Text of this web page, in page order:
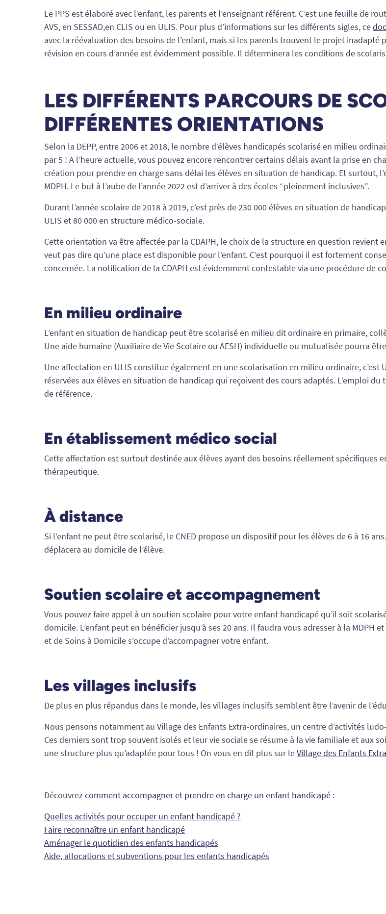
Le PPS est élaboré avec l’enfant, les parents et l’enseignant référent. C’est une feuille de
AVS, en SESSAD,en CLIS ou en ULIS. Pour plus d’informations sur les différents sigles, ce
avec la réévaluation des besoins de l’enfant, mais si les parents trouvent le projet
révision en cours d’année est évidemment possible. Il déterminera les conditions de
LES DIFFÉRENTS PARCOURS DE
DIFFÉRENTES ORIENTATIONS
Selon la DEPP, entre 2006 et 2018, le nombre d’élèves handicapés scolarisé en milieu
par 5 ! A l’heure actuelle, vous pouvez encore rencontrer certains délais avant la prise en
création pour prendre en charge sans délai les élèves en situation de handicap. Et surtout,
MDPH. Le but à l’aube de l’année 2022 est d’arriver à des écoles “pleinement inclusives”.
Durant l’année scolaire de 2018 à 2019, c’est près de 230 000 élèves en situation de
ULIS et 80 000 en structure médico-sociale.
Cette orientation va être affectée par la CDAPH, le choix de la structure en question revient
veut pas dire qu’une place est disponible pour l’enfant. C’est pourquoi il est fortement
concernée. La notification de la CDAPH est évidemment contestable via une procédure de
En milieu ordinaire
L’enfant en situation de handicap peut être scolarisé en milieu dit ordinaire en primaire,
Une aide humaine (Auxiliaire de Vie Scolaire ou AESH) individuelle ou mutualisée pourra
Une affectation en ULIS constitue également en une scolarisation en milieu ordinaire, c’est
réservées aux élèves en situation de handicap qui reçoivent des cours adaptés. L’emploi
de référence.
En établissement médico social
Cette affectation est surtout destinée aux élèves ayant des besoins réellement spécifiques
thérapeutique.
À distance
Si l’enfant ne peut être scolarisé, le CNED propose un dispositif pour les élèves de 6 à 16
déplacera au domicile de l’élève.
Soutien scolaire et accompagnement
Vous pouvez faire appel à un soutien scolaire pour votre enfant handicapé qu’il soit
domicile. L’enfant peut en bénéficier jusqu’à ses 20 ans. Il faudra vous adresser à la MDPH
et de Soins à Domicile s’occupe d’accompagner votre enfant.
Les villages inclusifs
De plus en plus répandus dans le monde, les villages inclusifs semblent être l’avenir de
Nous pensons notamment au Village des Enfants Extra-ordinaires, un centre d’activités
Ces derniers sont trop souvent isolés et leur vie sociale se résume à la vie familiale et aux
une structure plus qu’adaptée pour tous ! On vous en dit plus sur leVillage des Enfants
Découvrezcomment accompagner et prendre en charge un enfant handicapé :
Quelles activités pour occuper un enfant handicapé ?
Faire reconnaître un enfant handicapé
Aménager le quotidien des enfants handicapés
Aide, allocations et subventions pour les enfants handicapés